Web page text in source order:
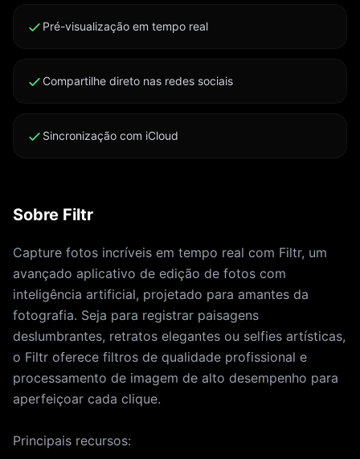
Pré-visualização em tempo real
Compartilhe direto nas redes sociais
Sincronização com iCloud
Sobre Filtr
Capture fotos incríveis em tempo real com Filtr, um
avançado aplicativo de edição de fotos com
inteligência artificial, projetado para amantes da
fotografia. Seja para registrar paisagens
deslumbrantes, retratos elegantes ou selfies artísticas,
o Filtr oferece filtros de qualidade profissional e
processamento de imagem de alto desempenho para
aperfeiçoar cada clique.
Principais recursos: